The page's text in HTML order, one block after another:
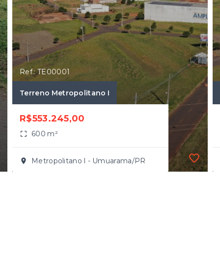
Ref.: TE00001
Terreno Metropolitano I
R$553.245,00
600 m²
Metropolitano I - Umuarama/PR